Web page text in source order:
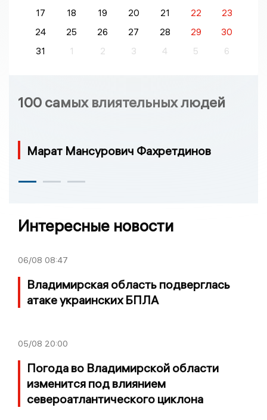
17
18 19 20 21 22
23
24
25 26 27 28 29
30
31
1 2 3 4 5 6
100 самых влиятельных людей
Марат Мансурович Фахретдинов
Интересные новости
06/08 08:47
Владимирская область подверглась
атаке украинских БПЛА
05/08 20:00
Погода во Владимирской области
изменится под влиянием
североатлантического циклона